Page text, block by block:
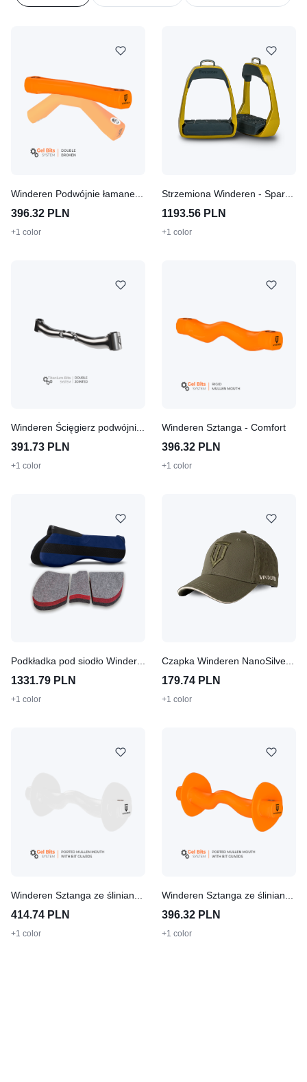
396.32 PLN
+1 color
1193.56 PLN
+1 color
391.73 PLN
+1 color
Winderen Sztanga - Comfort
396.32 PLN
+1 color
1331.79 PLN
+1 color
179.74 PLN
+1 color
414.74 PLN
+1 color
396.32 PLN
+1 color